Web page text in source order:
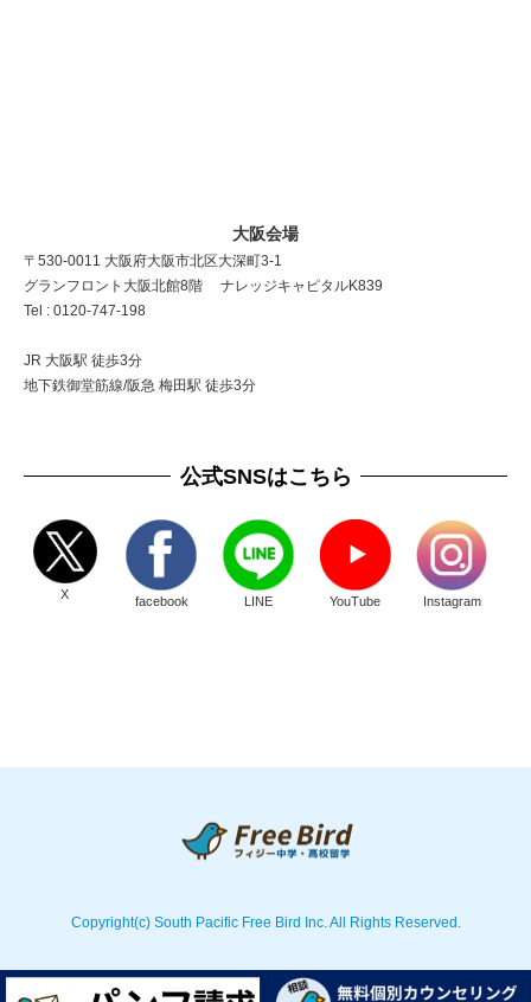
大阪会場
〒530-0011 大阪府大阪市北区大深町3-1
グランフロント大阪北館8階 ナレッジキャピタルK839
Tel : 0120-747-198
JR 大阪駅 徒歩3分
地下鉄御堂筋線/阪急 梅田駅 徒歩3分
公式SNSはこちら
X facebook LINE YouTube Instagram
Copyright(c) South Pacific Free Bird Inc. All Rights Reserved.